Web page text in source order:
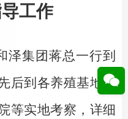
工作
泽集团蒋总一行到
后到各养殖基地、
等实地考察，详细